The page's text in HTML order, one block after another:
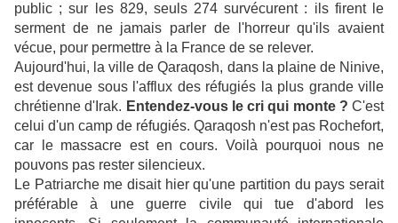
public ; sur les 829, seuls 274 survécurent : ils firent le
serment de ne jamais parler de l'horreur qu'ils avaient
vécue, pour permettre à la France de se relever.
Aujourd'hui, la ville de Qaraqosh, dans la plaine de Ninive,
est devenue sous l'afflux des réfugiés la plus grande ville
chrétienne d'Irak. Entendez-vous le cri qui monte ? C'est
celui d'un camp de réfugiés. Qaraqosh n'est pas Rochefort,
car le massacre est en cours. Voilà pourquoi nous ne
pouvons pas rester silencieux.
Le Patriarche me disait hier qu'une partition du pays serait
préférable à une guerre civile qui tue d'abord les